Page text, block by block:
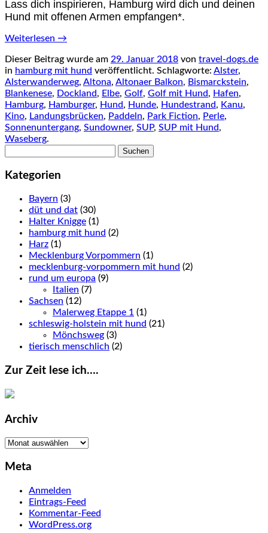
Lass dich inspirieren, Hamburg wird dich und deinen
Hund mit offenen Armen empfangen*.
Weiterlesen →
Dieser Beitrag wurde am 29. Januar 2018 von travel-dogs.de
in hamburg mit hund veröffentlicht. Schlagworte: Alster,
Alsterwanderweg, Altona, Altonaer Balkon, Bismarckstein,
Blankenese, Dockland, Elbe, Golf, Golf mit Hund, Hafen,
Hamburg, Hamburger, Hund, Hunde, Hundestrand, Kanu,
Kino, Landungsbrücken, Paddeln, Park Fiction, Perle,
Sonnenuntergang, Sundowner, SUP, SUP mit Hund,
Waseberg.
Kategorien
Bayern (3)
düt und dat (30)
Halter Knigge (1)
hamburg mit hund (2)
Harz (1)
Mecklenburg Vorpommern (1)
mecklenburg-vorpommern mit hund (2)
rund um europa (9)
Italien (7)
Sachsen (12)
Malerweg Etappe 1 (1)
schleswig-holstein mit hund (21)
Mönchsweg (3)
tierisch menschlich (2)
Zur Zeit lese ich….
Archiv
Archiv
Meta
Anmelden
Eintrags-Feed
Kommentar-Feed
WordPress.org